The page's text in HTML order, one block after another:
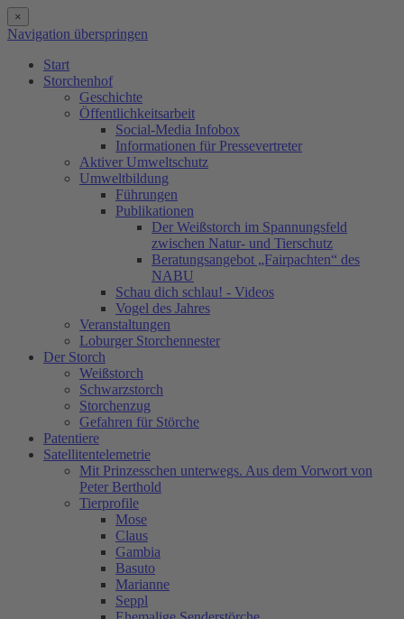
×
Navigation überspringen
Start
Storchenhof
Geschichte
Öffentlichkeitsarbeit
Social-Media Infobox
Informationen für Pressevertreter
Aktiver Umweltschutz
Umweltbildung
Führungen
Publikationen
Der Weißstorch im Spannungsfeld
zwischen Natur- und Tierschutz
Beratungsangebot „Fairpachten“ des
NABU
Schau dich schlau! - Videos
Vogel des Jahres
Veranstaltungen
Loburger Storchennester
Der Storch
Weißstorch
Schwarzstorch
Storchenzug
Gefahren für Störche
Patentiere
Satellitentelemetrie
Mit Prinzesschen unterwegs. Aus dem Vorwort von
Peter Berthold
Tierprofile
Mose
Claus
Gambia
Basuto
Marianne
Seppl